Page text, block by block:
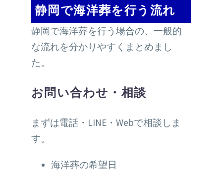
静岡で海洋葬を行う流れ
静岡で海洋葬を行う場合の、一般的
な流れを分かりやすくまとめまし
た。
お問い合わせ・相談
まずは電話・LINE・Webで相談しま
す。
海洋葬の希望日